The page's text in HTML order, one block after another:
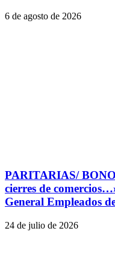
6 de agosto de 2026
PARITARIAS/
cierres de
General Empleados
24 de julio de 2026